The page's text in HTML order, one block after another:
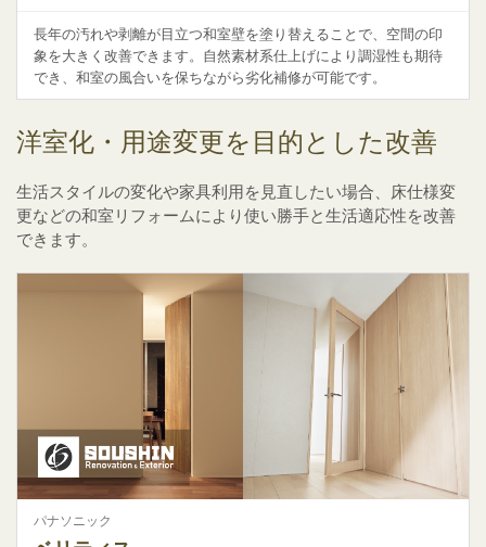
長年の汚れや剥離が目立つ和室壁を塗り替えることで、空間の印
象を大きく改善できます。自然素材系仕上げにより調湿性も期待
でき、和室の風合いを保ちながら劣化補修が可能です。
洋室化・用途変更を目的とした改善
生活スタイルの変化や家具利用を見直したい場合、床仕様変
更などの和室リフォームにより使い勝手と生活適応性を改善
できます。
パナソニック